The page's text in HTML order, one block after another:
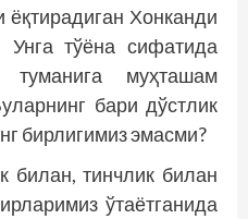
Хонканди
Унга тўёна сифатида
туманига муҳташам
бари дўстлик
бирлигимиз эмасми?
билан, тинчлик билан
ўтаётганида